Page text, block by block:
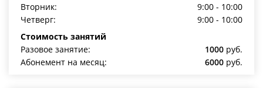
Вторник:
9:00 - 10:00
Четверг:
9:00 - 10:00
Стоимость занятий
Разовое занятие:
1000 руб.
Абонемент на месяц:
6000 руб.